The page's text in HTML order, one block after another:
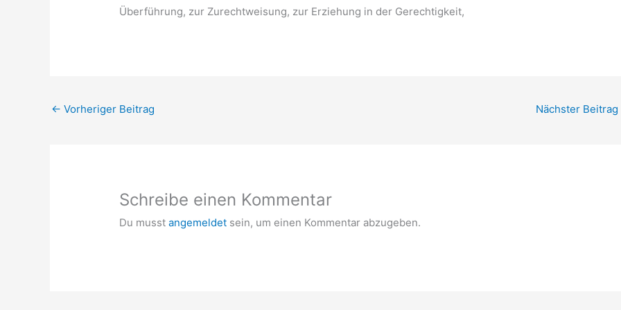
Überführung, zur Zurechtweisung, zur Erziehung in der Gerechtigkeit,
← Vorheriger Beitrag Nächster Beitrag
Schreibe einen Kommentar
Du musstangemeldet sein, um einen Kommentar abzugeben.